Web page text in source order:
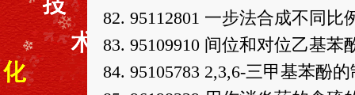
82. 95112801 一步法合成不同
83. 95109910 间位和对位乙基苯
84. 95105783 2,3,6-三甲基苯酚